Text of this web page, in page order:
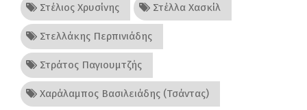
Στέλιος Χρυσίνης Στέλλα Χασκίλ
Στελλάκης Περπινιάδης
Στράτος Παγιουμτζής
Χαράλαμπος Βασιλειάδης (Τσάντας)